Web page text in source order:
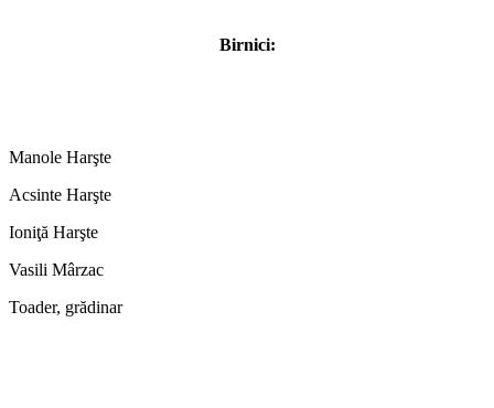
Birnici:
Manole Harşte
Acsinte Harşte
Ioniţă Harşte
Vasili Mârzac
Toader, grădinar